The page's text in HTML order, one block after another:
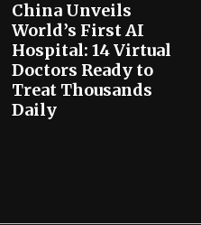
China Unveils
World’s First AI
Hospital: 14 Virtual
Doctors Ready to
Treat Thousands
Daily